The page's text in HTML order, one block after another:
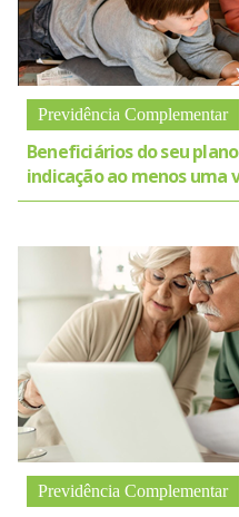
Previdência Complementar
Beneficiários do seu
indicação ao menos uma
Previdência Complementar